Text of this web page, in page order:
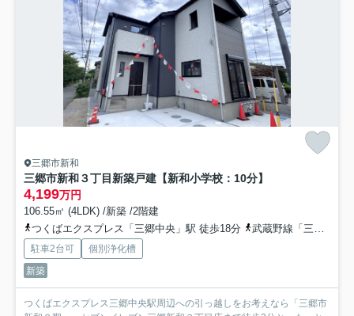
三郷市新和
三郷市新和３丁目新築戸建【新和小学校：10分】
4,199万円
106.55㎡ (4LDK) /新築 /2階建
つくばエクスプレス「三郷中央」駅 徒歩18分
武蔵野線「三郷」駅 徒歩50分
駐車2台可
個別浄化槽
新築
つくばエクスプレス三郷中央駅周辺への引っ越しをお考えなら「三郷市